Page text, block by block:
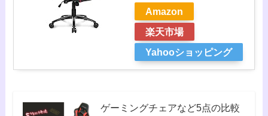
Amazon
楽天市場
Yahooショッピング
ゲーミングチェアなど5点の比較